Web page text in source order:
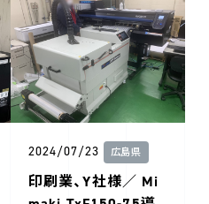
2024/07/23 広島県
印刷業、Y社様／ Mi